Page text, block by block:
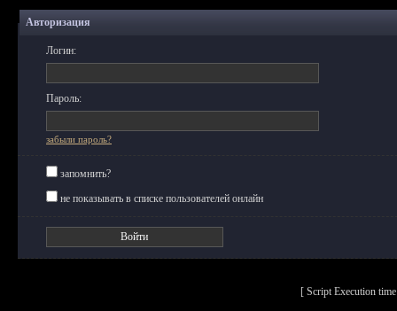
Авторизация
Логин:
Пароль:
забыли пароль?
запомнить?
не показывать в списке пользователей онлайн
[ Script Execution